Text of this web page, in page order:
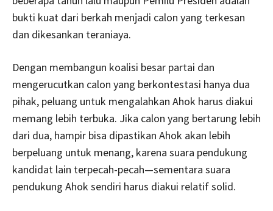
bukti kuat dari berkah menjadi calon yang terkesan
dan dikesankan teraniaya.
Dengan membangun koalisi besar partai dan
mengerucutkan calon yang berkontestasi hanya dua
pihak, peluang untuk mengalahkan Ahok harus diakui
memang lebih terbuka. Jika calon yang bertarung lebih
dari dua, hampir bisa dipastikan Ahok akan lebih
berpeluang untuk menang, karena suara pendukung
kandidat lain terpecah-pecah—sementara suara
pendukung Ahok sendiri harus diakui relatif solid.